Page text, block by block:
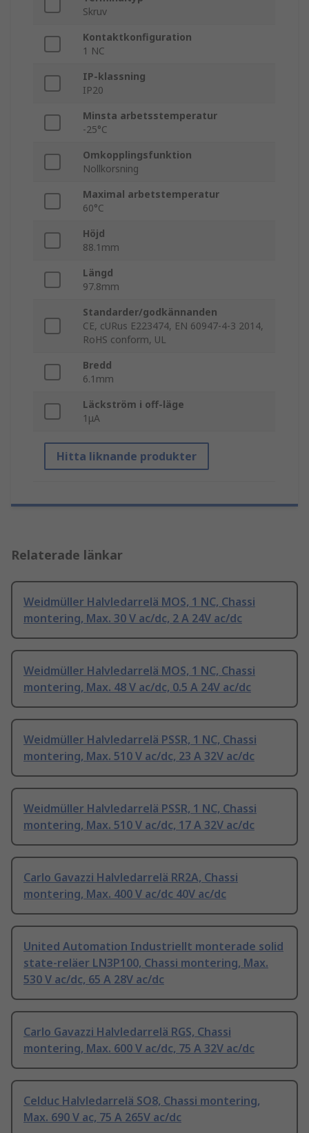
Skruv
Kontaktkonfiguration
1 NC
IP-klassning
IP20
Minsta arbetsstemperatur
-25°C
Omkopplingsfunktion
Nollkorsning
Maximal arbetstemperatur
60°C
Höjd
88.1mm
Längd
97.8mm
Standarder/godkännanden
CE, cURus E223474, EN 60947-4-3 2014,
RoHS conform, UL
Bredd
6.1mm
Läckström i off-läge
1μA
Hitta liknande produkter
Relaterade länkar
Weidmüller Halvledarrelä MOS, 1 NC, Chassi
montering, Max. 30 V ac/dc, 2 A 24V ac/dc
Weidmüller Halvledarrelä MOS, 1 NC, Chassi
montering, Max. 48 V ac/dc, 0.5 A 24V ac/dc
Weidmüller Halvledarrelä PSSR, 1 NC, Chassi
montering, Max. 510 V ac/dc, 23 A 32V ac/dc
Weidmüller Halvledarrelä PSSR, 1 NC, Chassi
montering, Max. 510 V ac/dc, 17 A 32V ac/dc
Carlo Gavazzi Halvledarrelä RR2A, Chassi
montering, Max. 400 V ac/dc 40V ac/dc
United Automation Industriellt monterade solid
state-reläer LN3P100, Chassi montering, Max.
530 V ac/dc, 65 A 28V ac/dc
Carlo Gavazzi Halvledarrelä RGS, Chassi
montering, Max. 600 V ac/dc, 75 A 32V ac/dc
Celduc Halvledarrelä SO8, Chassi montering,
Max. 690 V ac, 75 A 265V ac/dc